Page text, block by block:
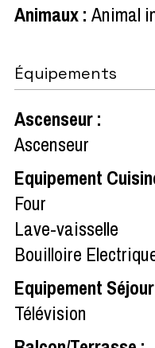
Animaux: Animal
Équipements
Ascenseur:
Ascenseur
Equipement
Four
Lave-vaisselle
Bouilloire
Equipement Séjour
Télévision